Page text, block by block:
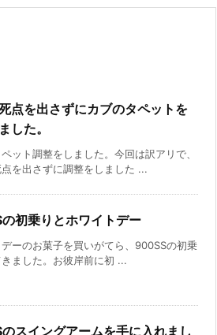
点を出さずにカブのタペットを
した。
ット調整をしました。今回は訳アリで、
を出さずに調整をしました ...
初乗りとホワイトデー
ーのお菓子を買いがてら、900SSの初乗
きました。お彼岸前に初 ...
スイングアームを手に入れまし